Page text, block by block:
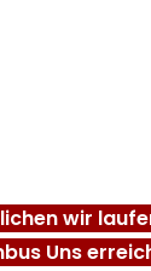
wir
Uns